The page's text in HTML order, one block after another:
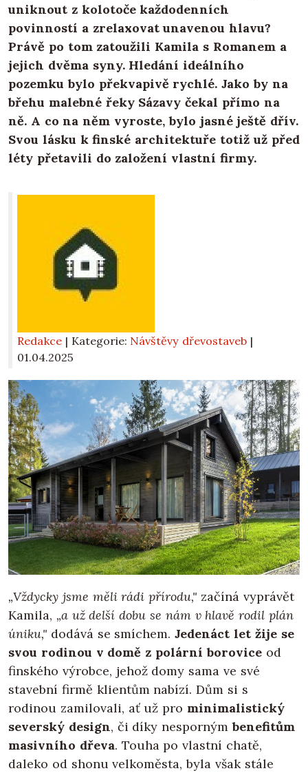
uniknout z kolotoče každodenních
povinností a zrelaxovat unavenou hlavu?
Právě po tom zatoužili Kamila s Romanem a
jejich dvěma syny. Hledání ideálního
pozemku bylo překvapivě rychlé. Jako by na
břehu malebné řeky Sázavy čekal přímo na
ně. A co na něm vyroste, bylo jasné ještě dřív.
Svou lásku k finské architektuře totiž už před
léty přetavili do založení vlastní firmy.
Redakce | Kategorie: Návštěvy dřevostaveb |
01.04.2025
„Vždycky jsme měli rádi přírodu," začíná vyprávět
Kamila, „a už delší dobu se nám v hlavě rodil plán
úniku," dodává se smíchem.Jedenáct let žije se
svou rodinou v domě z polární boroviceod
finského výrobce, jehož domy sama ve své
stavební firmě klientům nabízí. Dům si s
rodinou zamilovali, ať už pro minimalistický
severský design, či díky nespornýmbenefitům
masivního dřeva. Touha po vlastní chatě,
daleko od shonu velkoměsta, byla však stále